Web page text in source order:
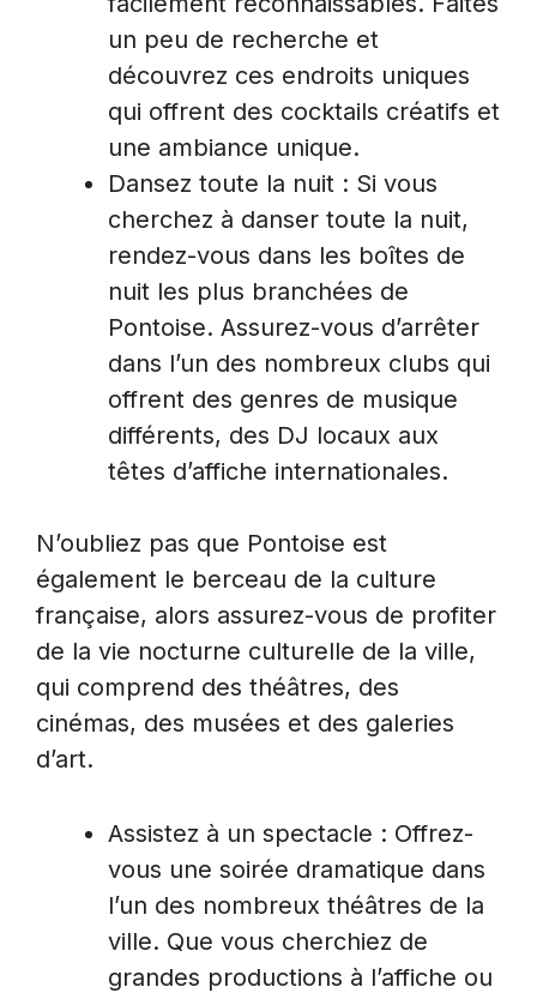
un peu de recherche et
découvrez ces endroits uniques
qui offrent des cocktails créatifs et
une ambiance unique.
Dansez toute la nuit : Si vous
cherchez à danser toute la nuit,
rendez-vous dans les boîtes de
nuit les plus branchées de
Pontoise. Assurez-vous d’arrêter
dans l’un des nombreux clubs qui
offrent des genres de musique
différents, des DJ locaux aux
têtes d’affiche internationales.
N’oubliez pas que Pontoise est
également le berceau de la culture
française, alors assurez-vous de profiter
de la vie nocturne culturelle de la ville,
qui comprend des théâtres, des
cinémas, des musées et des galeries
d’art.
Assistez à un spectacle : Offrez-
vous une soirée dramatique dans
l’un des nombreux théâtres de la
ville. Que vous cherchiez de
grandes productions à l’affiche ou